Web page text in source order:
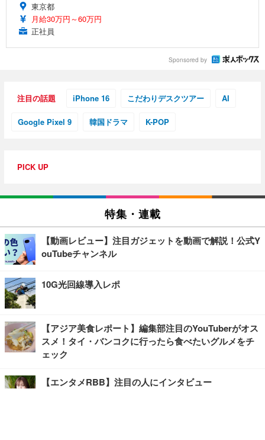
東京都
月給30万円～60万円
正社員
Sponsored by
注目の話題 iPhone 16 こだわりデスクツアー AI
Google Pixel 9 韓国ドラマ K-POP
PICK UP
特集・連載
【動画レビュー】注目ガジェットを動画で解説！公式Y
ouTubeチャンネル
10G光回線導入レポ
【アジア美食レポート】編集部注目のYouTuberがオス
スメ！タイ・バンコクに行ったら食べたいグルメをチ
ェック
【エンタメRBB】注目の人にインタビュー